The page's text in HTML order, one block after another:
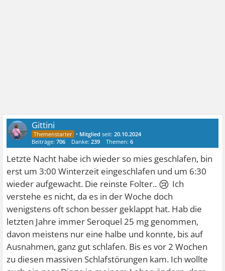
Gittini
• Mitglied seit:20.10.2024
Beiträge:706 Danke:239 Themen:6
Letzte Nacht habe ich wieder so mies geschlafen, bin
erst um 3:00 Winterzeit eingeschlafen und um 6:30
wieder aufgewacht. Die reinste Folter.. 😢 Ich
verstehe es nicht, da es in der Woche doch
wenigstens oft schon besser geklappt hat. Hab die
letzten Jahre immer Seroquel 25 mg genommen,
davon meistens nur eine halbe und konnte, bis auf
Ausnahmen, ganz gut schlafen. Bis es vor 2 Wochen
zu diesen massiven Schlafstörungen kam. Ich wollte